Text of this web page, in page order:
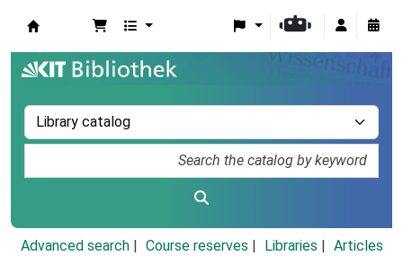
Advanced search Course reserves Libraries
Articles